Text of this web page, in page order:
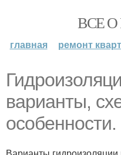
ВСЕ
главная ремонт
варианты,
особенности.